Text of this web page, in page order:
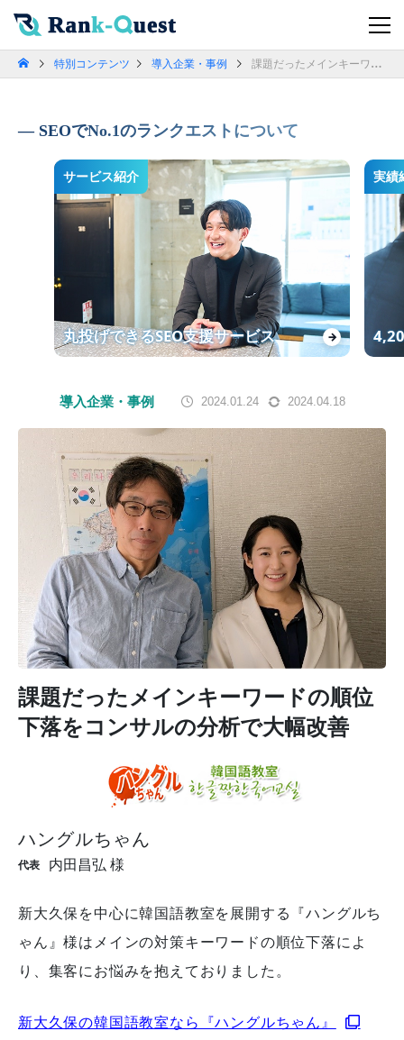
特別コンテンツ 導入企業・事例 課題だったメインキーワードの順位下落をコンサルの分析で大幅改善| ハングルちゃん
SEOでNo.1のランクエストについて
サービス紹介
丸投げできるSEO支援サービス →
実績
導入企業・事例 2024.01.24 2024.04.18
ハングルちゃん
代表 内田昌弘 様
課題だったメインキーワードの順位
下落をコンサルの分析で大幅改善
新大久保を中心に韓国語教室を展開する『ハングルち
ゃん』様はメインの対策キーワードの順位下落によ
り、集客にお悩みを抱えておりました。
新大久保の韓国語教室なら『ハングルちゃん』